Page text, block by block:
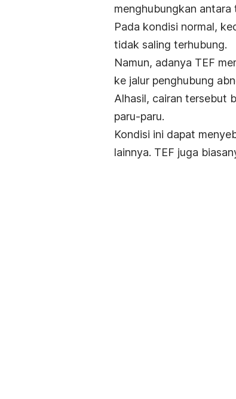
menghubungkan
Pada kondisi normal,
tidak saling terhubung.
Namun, adanya TEF
ke jalur penghubung
Alhasil, cairan tersebut
paru-paru.
Kondisi ini dapat
lainnya. TEF juga